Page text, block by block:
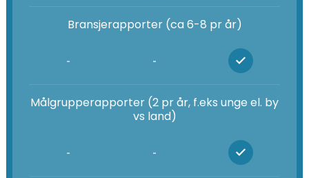
Bransjerapporter (ca 6-8 pr år)
- -
Målgrupperapporter (2 pr år, f.eks unge el. by
vs land)
- -